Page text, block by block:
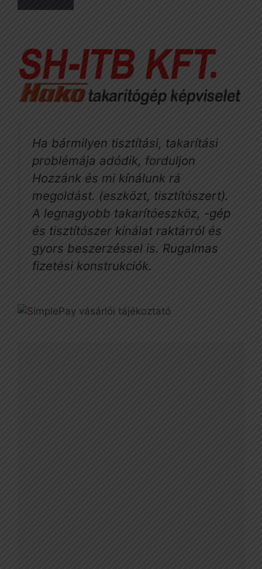
Ha bármilyen tisztítási, takarítási
problémája adódik, forduljon
Hozzánk és mi kínálunk rá
megoldást. (eszközt, tisztítószert).
A legnagyobb takarítóeszköz, -gép
és tisztítószer kínálat raktárról és
gyors beszerzéssel is. Rugalmas
fizetési konstrukciók.